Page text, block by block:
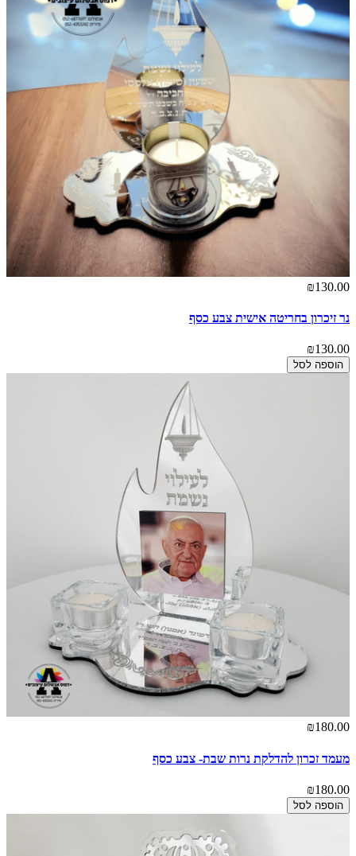
₪130.00
נר זיכרון בחריטה אישית צבע כסף
₪130.00
הוספה לסל
₪180.00
מעמד זכרון להדלקת נרות שבת- צבע כסף
₪180.00
הוספה לסל